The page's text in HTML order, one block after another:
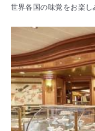
世界各国の味覚をお楽し